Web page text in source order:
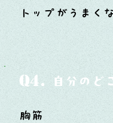
トップがうまく
Q4. 自分のど
胸筋